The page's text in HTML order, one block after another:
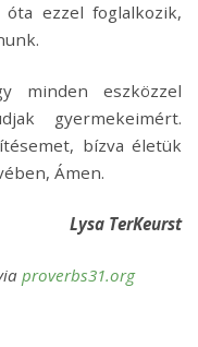
ezzel foglalkozik,
minden eszközzel
gyermekeimért.
bízva életük
Ámen.
Lysa TerKeurst
proverbs31.org